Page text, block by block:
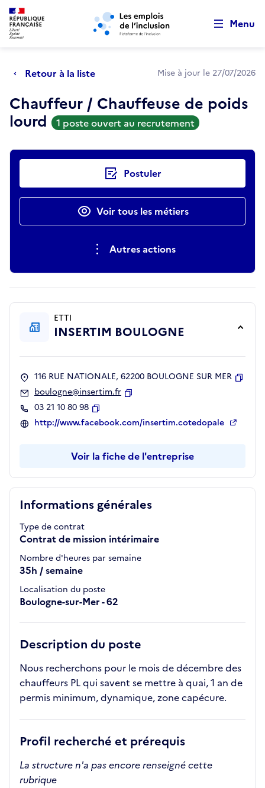
Aller au menu principal Aller au contenu principal
Menu
Retour à la liste Mise à jour le 27/07/2026
Chauffeur / Chauffeuse de poids
lourd 1 poste ouvert au recrutement
Actions rapides Postuler
Voir tous les métiers
Autres actions
Informations générales
Type de contrat
Contrat de mission intérimaire
Nombre d'heures par semaine
35h / semaine
Localisation du poste
Boulogne-sur-Mer - 62
Description du poste
Nous recherchons pour le mois de décembre des
chauffeurs PL qui savent se mettre à quai, 1 an de
permis minimum, dynamique, zone capécure.
Profil recherché et prérequis
La structure n'a pas encore renseigné cette
rubrique
ETTI
INSERTIM BOULOGNE
116 RUE NATIONALE, 62200 BOULOGNE SUR MER
boulogne@insertim.fr
03 21 10 80 98
Copier
http://www.facebook.com/insertim.cotedopale
Voir la fiche de l'entreprise
Retour au début de la page
Panneau de gestion des cookies